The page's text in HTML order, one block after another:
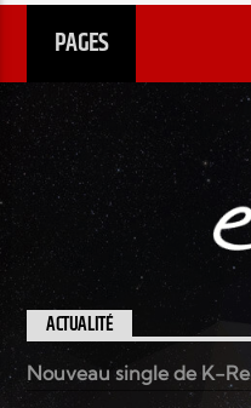
PAGES
ACTUALITÉ
Nouveau single de K-